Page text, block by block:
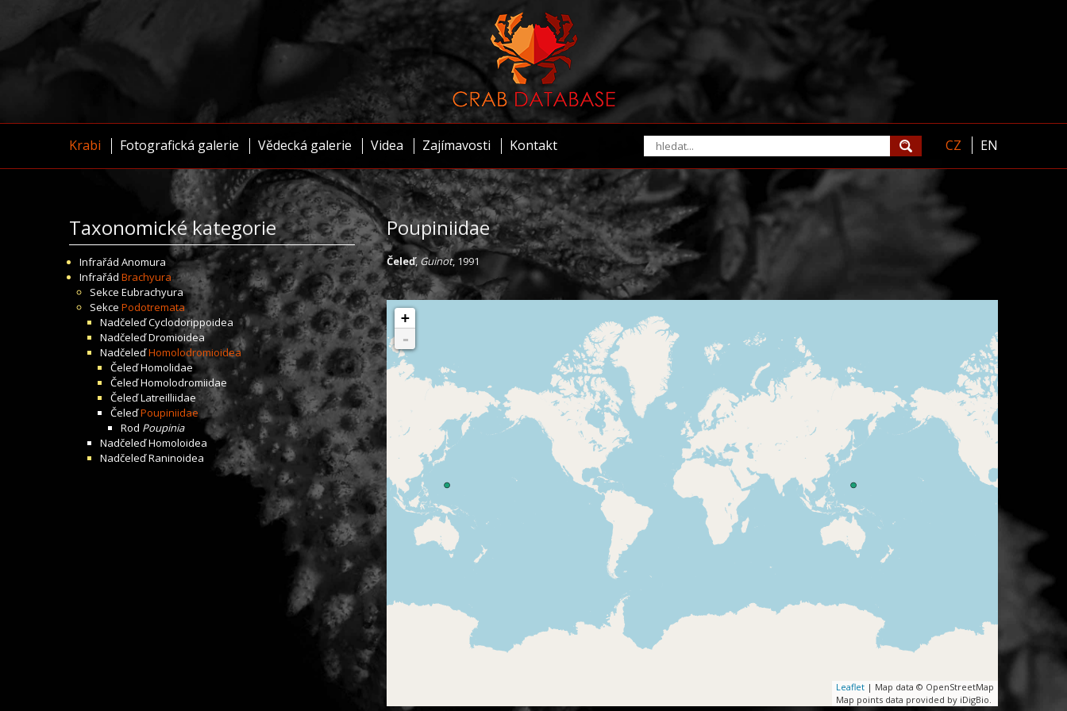
Krabi Fotografická galerie Vědecká galerie Videa Zajímavosti Kontakt CZ EN
Taxonomické kategorie
Infrařád Anomura
Infrařád Brachyura
Sekce Eubrachyura
Sekce Podotremata
NadčeleďCyclodorippoidea
NadčeleďDromioidea
NadčeleďHomolodromioidea
ČeleďHomolidae
ČeleďHomolodromiidae
ČeleďLatreilliidae
ČeleďPoupiniidae
Rod Poupinia
NadčeleďHomoloidea
NadčeleďRaninoidea
Poupiniidae
Čeleď, Guinot, 1991
+
-
Leaflet | Map data © OpenStreetMap
Map points data provided by iDigBio.